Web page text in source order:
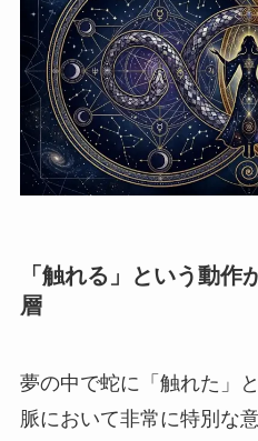
「触れる」という動作
層
夢の中で蛇に「触れた」
脈において非常に特別な